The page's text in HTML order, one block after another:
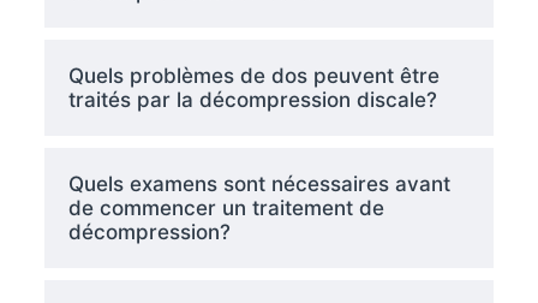
Quels problèmes de dos peuvent être
traités par la décompression discale?
Quels examens sont nécessaires avant
de commencer un traitement de
décompression?